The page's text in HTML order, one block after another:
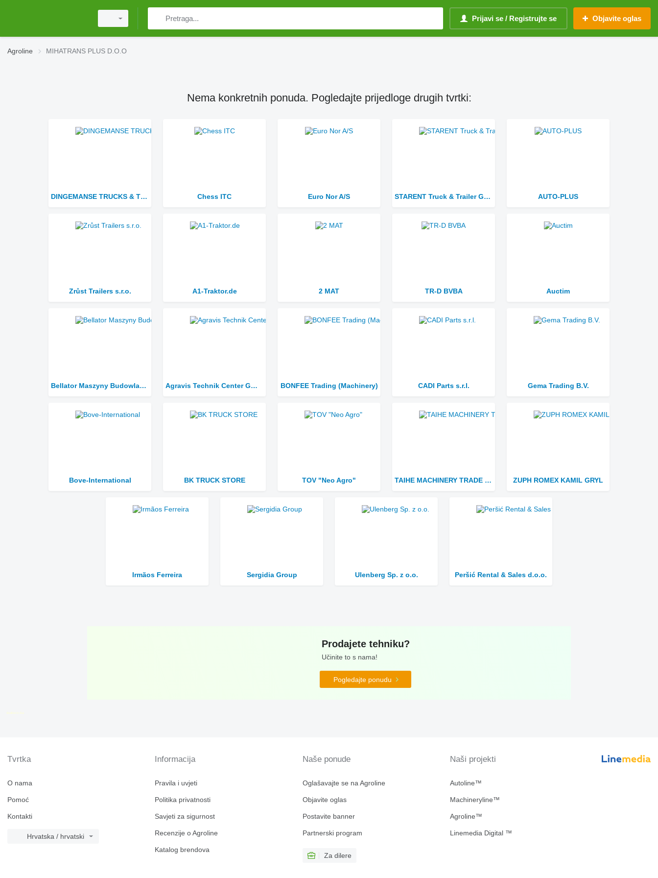
Prijavi se / Registrujte se Objavite oglas
Agroline MIHATRANS PLUS D.O.O
Nema konkretnih ponuda. Pogledajte prijedloge drugih tvrtki:
DINGEMANSE TRUCKS & TRAILERS Chess ITC Euro Nor A/S STARENT Truck & Trailer GmbH. AUTO-PLUS
Zrůst Trailers s.r.o. A1-Traktor.de 2 MAT TR-D BVBA Auctim
Bellator Maszyny Budowlane Sp. z o.o. Agravis Technik Center GmbH BONFEE Trading (Machinery) CADI Parts s.r.l. Gema Trading B.V.
Bove-International BK TRUCK STORE TOV "Neo Agro" TAIHE MACHINERY TRADE CO.,LIMITED ZUPH ROMEX KAMIL GRYL
Irmãos Ferreira Sergidia Group Ulenberg Sp. z o.o. Peršić Rental & Sales d.o.o.
Prodajete tehniku?
Učinite to s nama!
Pogledajte ponudu
disallow-in-dsa
Tvrtka
O nama
Pomoć
Kontakti
Hrvatska / hrvatski
Informacija
Pravila i uvjeti
Politika privatnosti
Savjeti za sigurnost
Recenzije o Agroline
Katalog brendova
Naše ponude
Oglašavajte se na Agroline
Objavite oglas
Postavite banner
Partnerski program
Za dilere
Naši projekti
Autoline™
Machineryline™
Agroline™
Linemedia Digital ™